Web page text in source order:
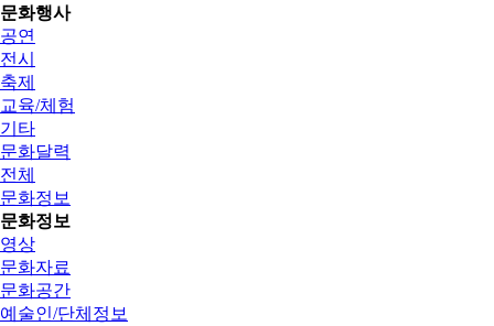
문화행사
공연
전시
축제
교육/체험
기타
문화달력
전체
문화정보
문화정보
영상
문화자료
문화공간
예술인/단체정보